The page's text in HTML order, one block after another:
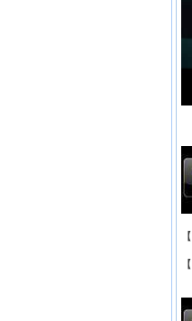
【
【